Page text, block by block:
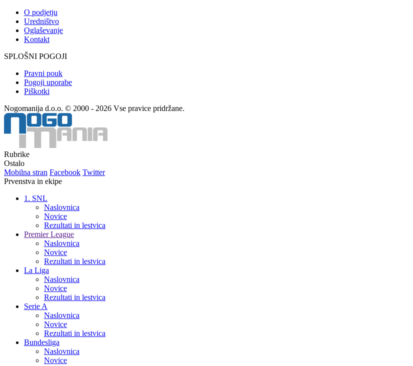
O podjetju
Uredništvo
Oglaševanje
Kontakt
SPLOŠNI POGOJI
Pravni pouk
Pogoji uporabe
Piškotki
Nogomanija d.o.o. © 2000 - 2026 Vse pravice pridržane.
Rubrike
Ostalo
Mobilna stran Facebook Twitter
Prvenstva in ekipe
1. SNL
Naslovnica
Novice
Rezultati in lestvica
Premier League
Naslovnica
Novice
Rezultati in lestvica
La Liga
Naslovnica
Novice
Rezultati in lestvica
Serie A
Naslovnica
Novice
Rezultati in lestvica
Bundesliga
Naslovnica
Novice